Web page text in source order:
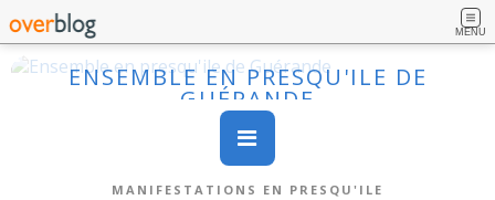
MENU
ENSEMBLE EN PRESQU'ILE DE
GUÉRANDE
MANIFESTATIONS EN PRESQU'ILE